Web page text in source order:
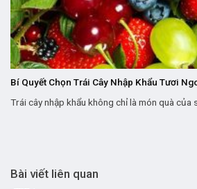
Bí Quyết Chọn Trái Cây Nhập Khẩu Tươi
Trái cây nhập khẩu không chỉ là món quà của
Bài viết liên quan